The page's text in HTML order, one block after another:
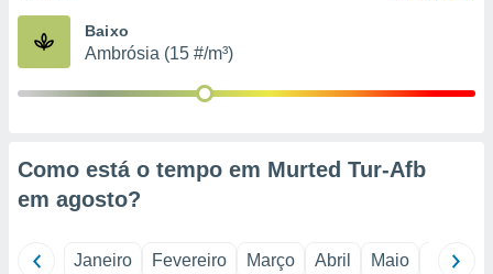
o
num
Baixo
Ambrósia (15 #/m³)
Como está o tempo em Murted Tur-Afb
em agosto?
Janeiro Fevereiro Março Abril Maio Junho